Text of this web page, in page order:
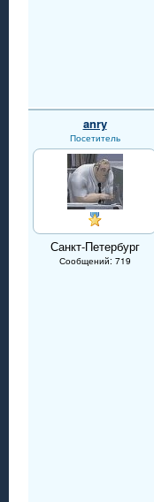
anry
Посетитель
Санкт-Петербург
Сообщений: 719